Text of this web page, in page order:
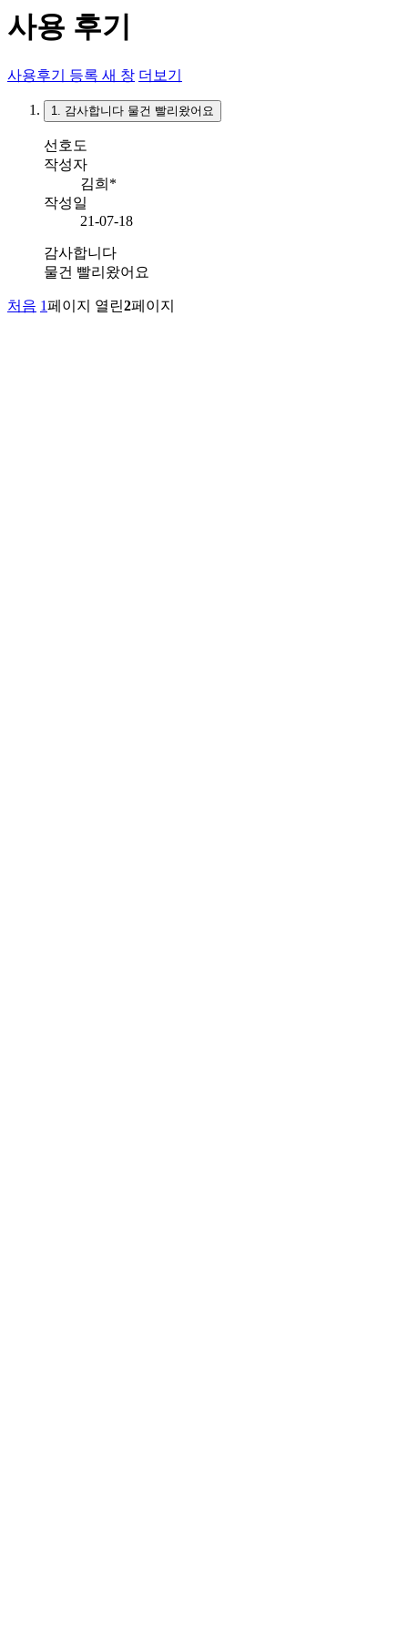
사용 후기
사용후기 등록 새 창 더보기
1. 감사합니다 물건 빨리왔어요
선호도
작성자
김희*
작성일
21-07-18
감사합니다
물건 빨리왔어요
처음 1페이지 열린2페이지